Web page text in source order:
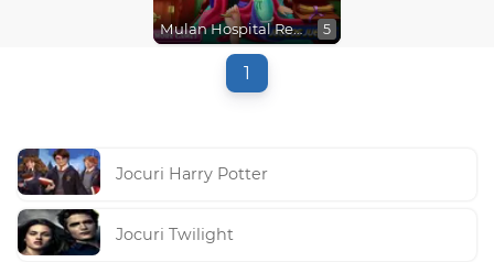
Mulan Hospital Recovery 5
1
Jocuri Harry Potter
Jocuri Twilight